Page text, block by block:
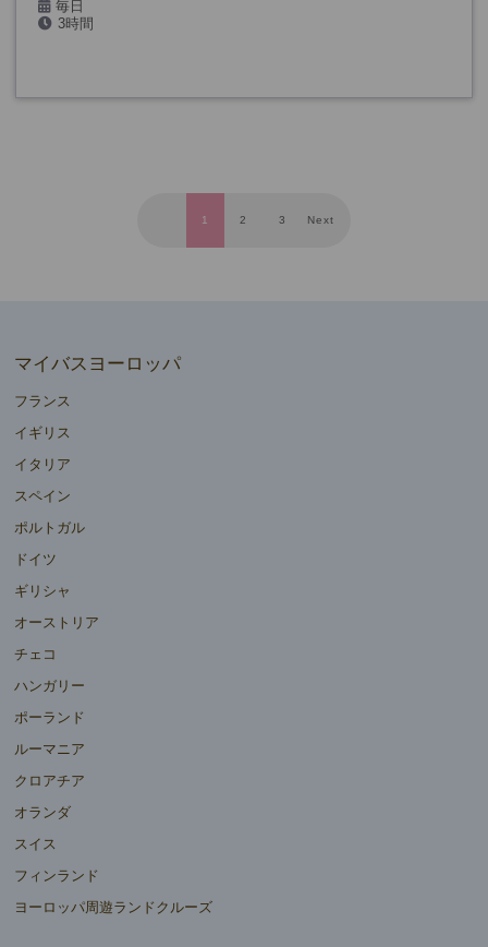
毎日
(5/1・8、7/14・26、9/14・19・20、12/24・25・31、1/1、貸切り
3時間
1 2 3 Next
マイバスヨーロッパ
フランス
イギリス
イタリア
スペイン
ポルトガル
ドイツ
ギリシャ
オーストリア
チェコ
ハンガリー
ポーランド
ルーマニア
クロアチア
オランダ
スイス
フィンランド
ヨーロッパ周遊ランドクルーズ